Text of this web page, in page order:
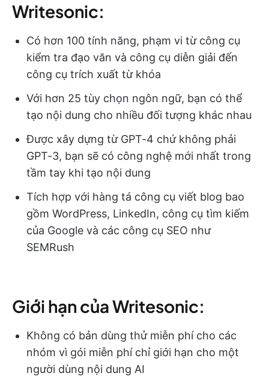
Writesonic:
Có hơn 100 tính năng, phạm vi từ công cụ
kiểm tra đạo văn và công cụ diễn giải đến
công cụ trích xuất từ khóa
Với hơn 25 tùy chọn ngôn ngữ, bạn có thể
tạo nội dung cho nhiều đối tượng khác nhau
Được xây dựng từ GPT-4 chứ không phải
GPT-3, bạn sẽ có công nghệ mới nhất trong
tầm tay khi tạo nội dung
Tích hợp với hàng tá công cụ viết blog bao
gồm WordPress, LinkedIn, công cụ tìm kiếm
của Google và các công cụ SEO như
SEMRush
Giới hạn của Writesonic:
Không có bản dùng thử miễn phí cho các
nhóm vì gói miễn phí chỉ giới hạn cho một
người dùng nội dung AI